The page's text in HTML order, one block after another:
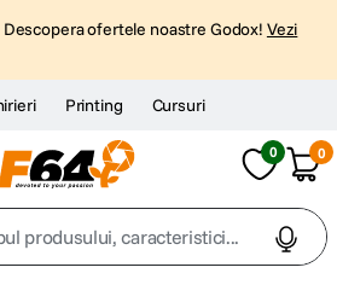
Descopera ofertele noastre Godox! Vezi
Printing Cursuri
0 0
caracteristici...